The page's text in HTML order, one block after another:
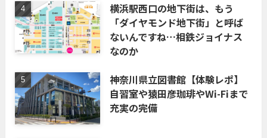
横浜駅西口の地下街は、もう
「ダイヤモンド地下街」と呼ば
ないんですね…相鉄ジョイナス
なのか
神奈川県立図書館【体験レポ】
自習室や猿田彦珈琲やWi-Fiまで
充実の完備